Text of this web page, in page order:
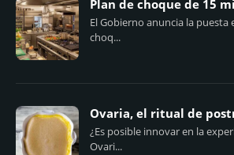
Plan de choque de 15
El Gobierno anuncia la puesta
choq...
Ovaria, el ritual de
¿Es posible innovar en la
Ovari...